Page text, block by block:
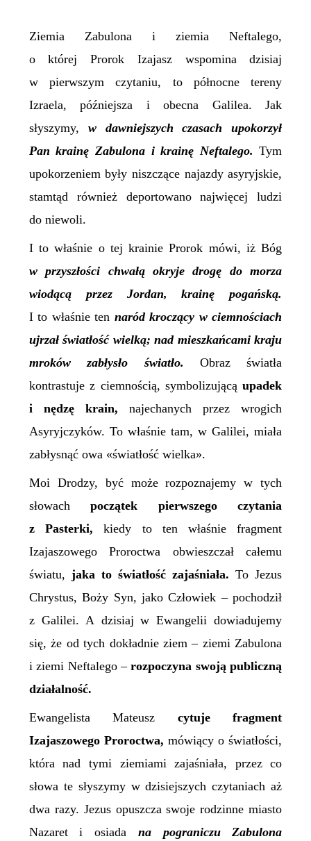
Ziemia Zabulona i ziemia Neftalego,
o której Prorok Izajasz wspomina dzisiaj
w pierwszym czytaniu, to północne tereny
Izraela, późniejsza i obecna Galilea. Jak
słyszymy, wdawniejszych czasach upokorzył
Pan krainę Zabulona i krainę Neftalego. Tym
upokorzeniem były niszczące najazdy asyryjskie,
stamtąd również deportowano najwięcej ludzi
do niewoli.
I to właśnie o tej krainie Prorok mówi, iż Bóg
w przyszłości chwałą okryje drogę do morza
wiodącą przez Jordan, krainę pogańską.
I to właśnie ten naród kroczący w ciemnościach
ujrzał światłość wielką; nad mieszkańcami kraju
mroków zabłysło światło.
Obraz światła
kontrastuje z ciemnością, symbolizującąupadek
i nędzękrain,najechanych przez wrogich
Asyryjczyków. To właśnie tam, w Galilei, miała
zabłysnąć owa «światłość wielka».
Moi Drodzy, być może rozpoznajemy w tych
słowachpoczątek pierwszego czytania
z Pasterki,kiedy to ten właśnie fragment
Izajaszowego Proroctwa obwieszczał całemu
światu, jaka to światłość zajaśniała. To Jezus
Chrystus, Boży Syn, jako Człowiek – pochodził
z Galilei. A dzisiaj w Ewangelii dowiadujemy
się, że od tych dokładnie ziem – ziemi Zabulona
i ziemi Neftalego –rozpoczyna swoją publiczną
działalność.
Ewangelista Mateusz cytuje fragment
Izajaszowego Proroctwa, mówiący o światłości,
która nad tymi ziemiami zajaśniała, przez co
słowa te słyszymy w dzisiejszych czytaniach aż
dwa razy. Jezus opuszcza swoje rodzinne miasto
Nazaret i osiada na pograniczu Zabulona